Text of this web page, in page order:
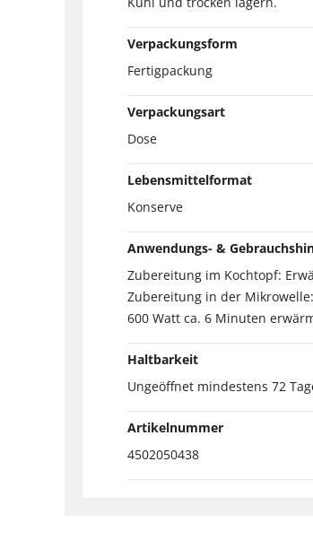
Verpackungsform
Fertigpackung
Verpackungsart
Dose
Lebensmittelformat
Konserve
Anwendungs- &
Zubereitung im Kochtopf:
Zubereitung in der
600 Watt ca. 6 Minuten
Haltbarkeit
Ungeöffnet mindestens 72
Artikelnummer
4502050438